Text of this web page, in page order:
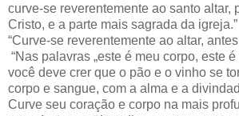
curve-se reverentemente ao santo altar,
Cristo, e a parte mais sagrada da igreja.”
“Curve-se reverentemente ao altar,
“Nas palavras „este é meu corpo, este é
você deve crer que o pão e o vinho se
corpo e sangue, com a alma e a
Curve seu coração e corpo na mais